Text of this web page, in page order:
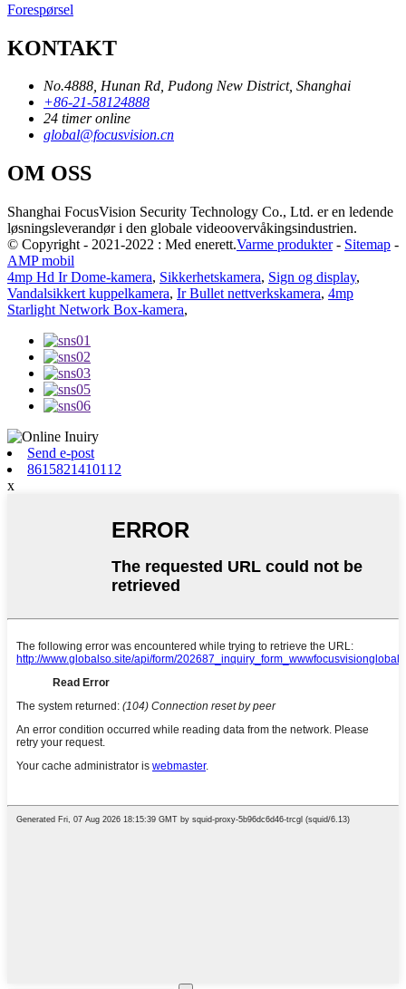
Forespørsel
KONTAKT
No.4888, Hunan Rd, Pudong New District, Shanghai
+86-21-58124888
24 timer online
global@focusvision.cn
OM OSS
Shanghai FocusVision Security Technology Co., Ltd. er en ledende
løsningsleverandør i den globale videoovervåkingsindustrien.
© Copyright - 2021-2022 : Med enerett.Varme produkter- Sitemap -
AMP mobil
4mp Hd Ir Dome-kamera, Sikkerhetskamera, Sign og display,
Vandalsikkert kuppelkamera, Ir Bullet nettverkskamera, 4mp
Starlight Network Box-kamera,
Send e-post
8615821410112
x